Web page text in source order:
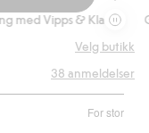
med Vipps & Klarna
Velg butikk
For stor
38 anmeldelser